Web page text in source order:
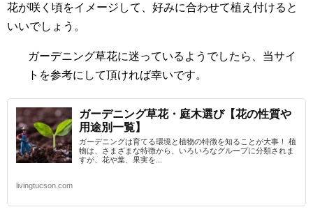
花が咲く頃をイメージして、好みに合わせて植え付けると
いいでしょう。
ガーデニング草花に迷っているようでしたら、当サイ
トを参考にして頂ければ幸いです。
ガーデニング草花・庭木選び【花の性質や
用途別一覧】
ガーデニングは育てる環境と植物の特徴を知ることが大事！ 植
物は、さまざまな特徴から、いろいろなグループに分類されま
すが、花や葉、果実を...
livingtucson.com